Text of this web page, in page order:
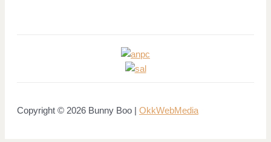
Copyright © 2026 Bunny Boo | OkkWebMedia